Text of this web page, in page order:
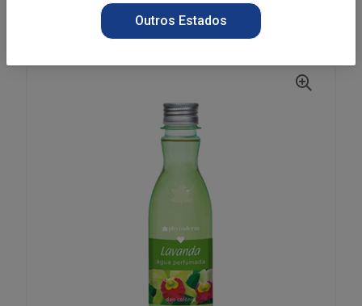
PERFUMARIA
DEO COLONIA
DEO COLONIA PHYTODERM 250ML AGUAS LAVANDAS
Outros Estados